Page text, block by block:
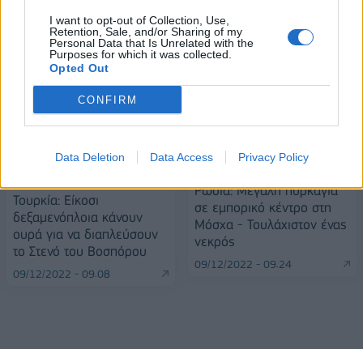
I want to opt-out of Collection, Use,
Retention, Sale, and/or Sharing of my
Personal Data that Is Unrelated with the
Purposes for which it was collected.
Opted Out
CONFIRM
Data Deletion Data Access Privacy Policy
ΠΕΡΙΣΣΌΤΕΡΑ ΣΕ ΑΥΤΉ ΤΗΝ ΚΑΤΗΓΟΡΊΑ
Τουρκία: Είκοσι
δεξαμενόπλοια κάνουν
ουρά για να διαπλεύσουν
το Στενό του Βοσπόρου
09/12/2022 - 09:08
Ρωσία: Μεγάλη πυρκαγιά
σε εμπορικό κέντρο στη
Μόσχα - Τουλάχιστον ένας
νεκρός
09/12/2022 - 09:24